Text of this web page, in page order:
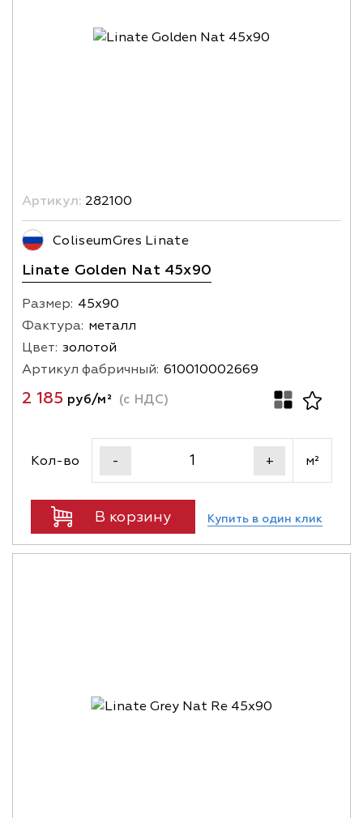
Артикул: 282100
ColiseumGres Linate
Linate Golden Nat 45x90
Размер: 45х90
Фактура: металл
Цвет: золотой
Артикул фабричный: 610010002669
2 185 руб/м² (с НДС)
Кол-во - + м²
В корзину Купить в один клик